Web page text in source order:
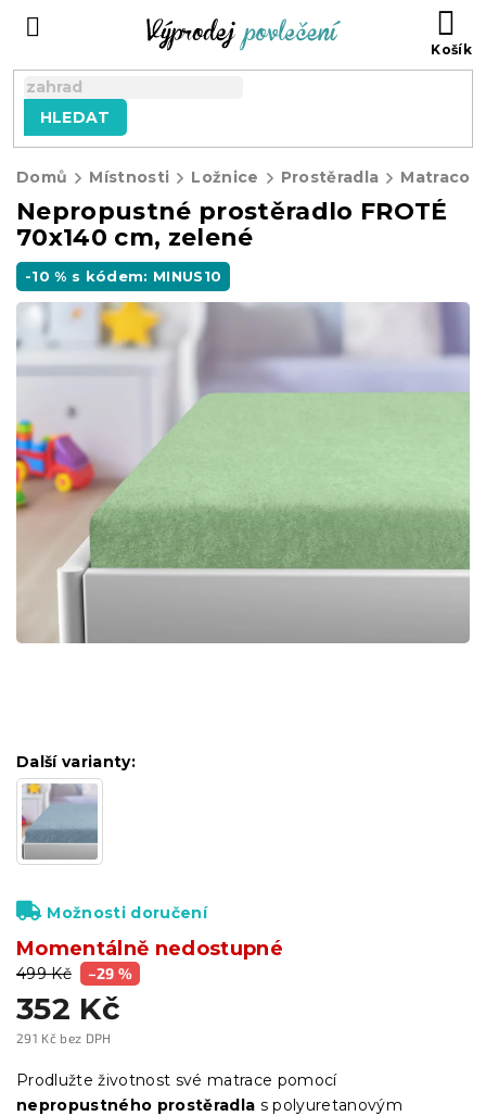
HLEDAT
Domů Místnosti Ložnice Prostěradla
Nepropustné prostěradlo FROTÉ
70x140 cm, zelené
-10 % s kódem: MINUS10
499 Kč –29 %
352 Kč
291 Kč bez DPH
cena:
Momentálně nedostupné
Další varianty:
Možnosti doručení
Prodlužte životnost své matrace pomocí
nepropustného prostěradla s polyuretanovým